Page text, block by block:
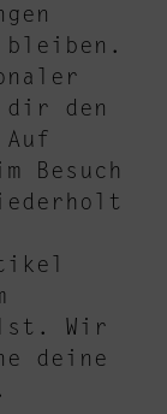
den
Besuch
Wir
deine